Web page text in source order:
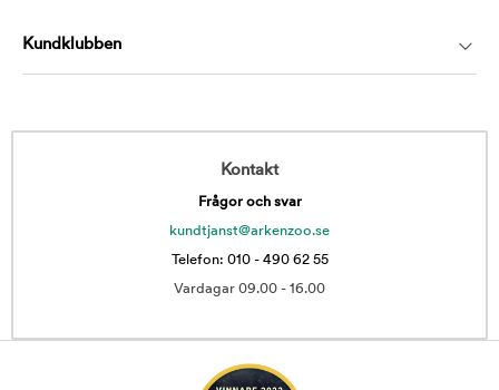
Kundklubben
Kontakt
Frågor och svar
kundtjanst@arkenzoo.se
Telefon: 010 - 490 62 55
Vardagar 09.00 - 16.00